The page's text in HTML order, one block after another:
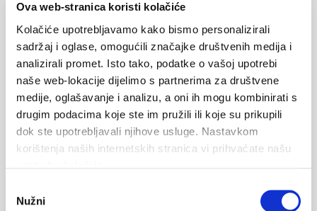
Ova web-stranica koristi kolačiće
Kolačiće upotrebljavamo kako bismo personalizirali
sadržaj i oglase, omogućili značajke društvenih medija i
analizirali promet. Isto tako, podatke o vašoj upotrebi
naše web-lokacije dijelimo s partnerima za društvene
medije, oglašavanje i analizu, a oni ih mogu kombinirati s
drugim podacima koje ste im pružili ili koje su prikupili
dok ste upotrebljavali njihove usluge. Nastavkom
korištenja naših internetskih stranica vi prihvaćate našu
pristanka
Nužni
Obavijest o nastavku radova na
uređenju Parka Peškera
26. rujna 2025.
U srijedu, 1. listopada 2025. nastavljaju se
građevinski radovi na uređenju parka Peškera. Toga